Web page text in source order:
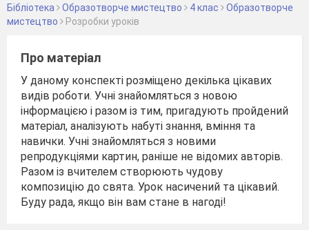
Бібліотека Образотворче мистецтво 4 клас
Образотворче
мистецтво
Розробки уроків
Про матеріал
У даному конспекті розміщено декілька цікавих
видів роботи. Учні знайомляться з новою
інформацією і разом із тим, пригадують пройдений
матеріал, аналізують набуті знання, вміння та
навички. Учні знайомляться з новими
репродукціями картин, раніше не відомих авторів.
Разом із вчителем створюють чудову
композицію до свята. Урок насичений та цікавий.
Буду рада, якщо він вам стане в нагоді!